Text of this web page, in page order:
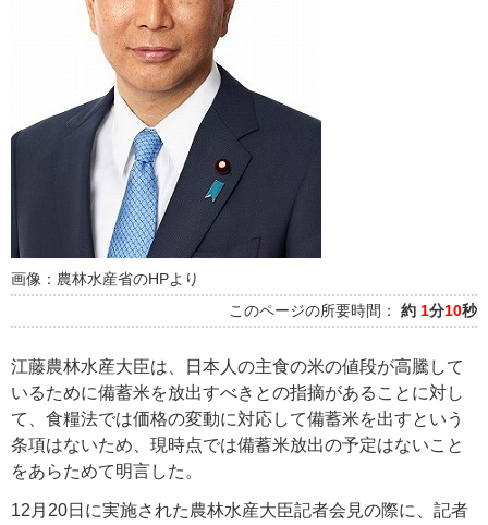
画像：農林水産省のHPより
このページの所要時間： 約 1分10秒
江藤農林水産大臣は、日本人の主食の米の値段が高騰して
いるために備蓄米を放出すべきとの指摘があることに対し
て、食糧法では価格の変動に対応して備蓄米を出すという
条項はないため、現時点では備蓄米放出の予定はないこと
をあらためて明言した。
12月20日に実施された農林水産大臣記者会見の際に、記者